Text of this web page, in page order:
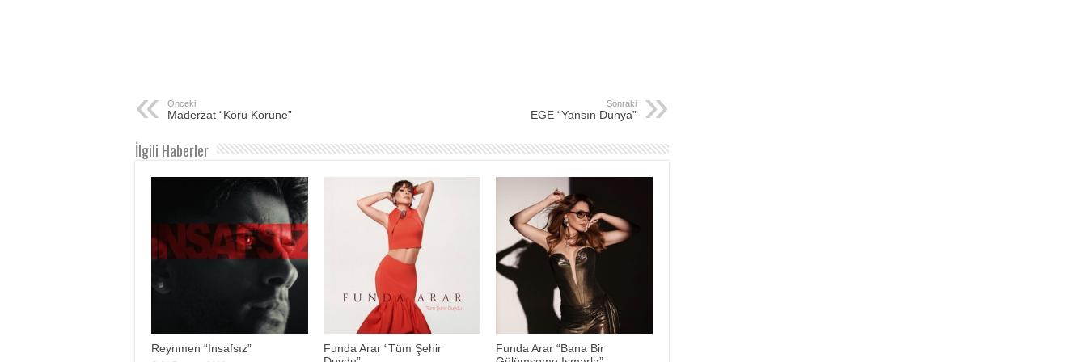
Önceki
Maderzat “Körü Körüne”
Sonraki
EGE “Yansın Dünya”
İlgili Haberler
Reynmen “İnsafsız”
Funda Arar “Tüm Şehir
Funda Arar “Bana Bir